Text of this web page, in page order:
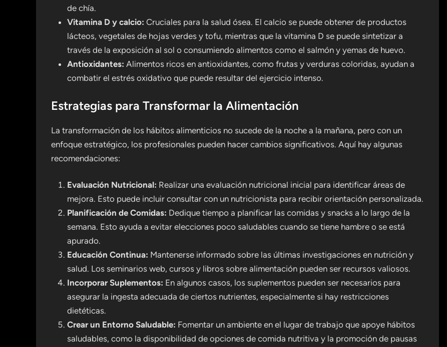
de chía.
Vitamina D y calcio: Cruciales para la salud ósea. El calcio se puede obtener de productos
lácteos, vegetales de hojas verdes y tofu, mientras que la vitamina D se puede sintetizar a
través de la exposición al sol o consumiendo alimentos como el salmón y yemas de huevo.
Antioxidantes: Alimentos ricos en antioxidantes, como frutas y verduras coloridas, ayudan a
combatir el estrés oxidativo que puede resultar del ejercicio intenso.
Estrategias para Transformar la Alimentación
La transformación de los hábitos alimenticios no sucede de la noche a la mañana, pero con un
enfoque estratégico, los profesionales pueden hacer cambios significativos. Aquí hay algunas
recomendaciones:
Evaluación Nutricional: Realizar una evaluación nutricional inicial para identificar áreas de
mejora. Esto puede incluir consultar con un nutricionista para recibir orientación personalizada.
Planificación de Comidas: Dedique tiempo a planificar las comidas y snacks a lo largo de la
semana. Esto ayuda a evitar elecciones poco saludables cuando se tiene hambre o se está
apurado.
Educación Continua: Mantenerse informado sobre las últimas investigaciones en nutrición y
salud. Los seminarios web, cursos y libros sobre alimentación pueden ser recursos valiosos.
Incorporar Suplementos: En algunos casos, los suplementos pueden ser necesarios para
asegurar la ingesta adecuada de ciertos nutrientes, especialmente si hay restricciones
dietéticas.
Crear un Entorno Saludable: Fomentar un ambiente en el lugar de trabajo que apoye hábitos
saludables, como la disponibilidad de opciones de comida nutritiva y la promoción de pausas